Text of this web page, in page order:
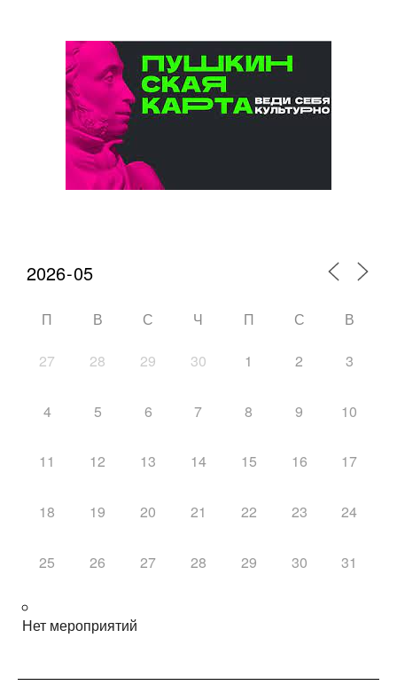
П В С Ч П С В
27 28 29 30 1 2 3
4 5 6 7 8 9 10
11 12 13 14 15 16 17
18 19 20 21 22 23 24
25 26 27 28 29 30 31
Нет мероприятий